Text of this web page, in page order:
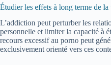
Étudier les effets à long terme de
L’addiction peut perturber les
personnelle et limiter la capacité à
recours excessif au porno peut
exclusivement orienté vers ces